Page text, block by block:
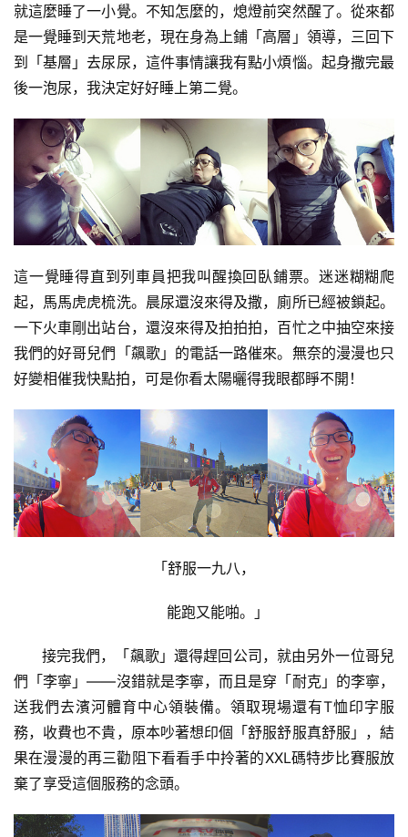
就這麼睡了一小覺。不知怎麼的，熄燈前突然醒了。從來都
是一覺睡到天荒地老，現在身為上鋪「高層」領導，三回下
到「基層」去尿尿，這件事情讓我有點小煩惱。起身撒完最
後一泡尿，我決定好好睡上第二覺。
這一覺睡得直到列車員把我叫醒換回臥鋪票。迷迷糊糊爬
起，馬馬虎虎梳洗。晨尿還沒來得及撒，廁所已經被鎖起。
一下火車剛出站台，還沒來得及拍拍拍，百忙之中抽空來接
我們的好哥兒們「飆歌」的電話一路催來。無奈的漫漫也只
好變相催我快點拍，可是你看太陽曬得我眼都睜不開！
「舒服一九八，
能跑又能啪。」
們「李寧」——沒錯就是李寧，而且是穿「耐克」的李寧，
送我們去濱河體育中心領裝備。領取現場還有T恤印字服
務，收費也不貴，原本吵著想印個「舒服舒服真舒服」，結
果在漫漫的再三勸阻下看看手中拎著的XXL碼特步比賽服放
棄了享受這個服務的念頭。